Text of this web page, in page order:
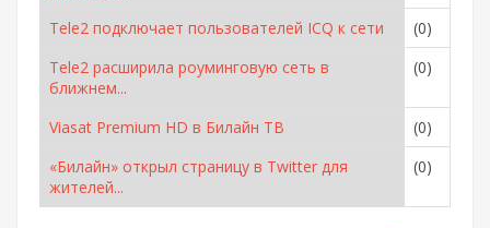
Tele2 подключает пользователей ICQ к сети
(0)
Tele2 расширила роуминговую сеть в
ближнем...
(0)
Viasat Premium HD в Билайн ТВ
(0)
«Билайн» открыл страницу в Twitter для
жителей...
(0)